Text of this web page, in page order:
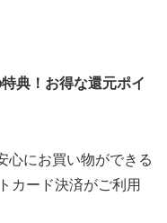
典！ お得な還元ポイ
にお買い物ができる
カード決済がご利用